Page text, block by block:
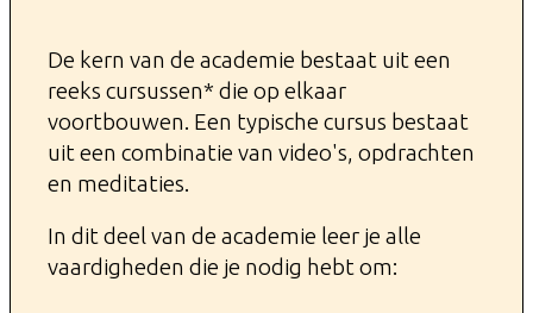
​De kern van de academie bestaat uit een
reeks cursussen* die ​op elkaar
voortbouwen. Een typische cursus bestaat
uit een combinatie van video's, opdrachten
en meditaties.
In dit deel van de academie leer je alle
vaardigheden ​die je nodig hebt om: